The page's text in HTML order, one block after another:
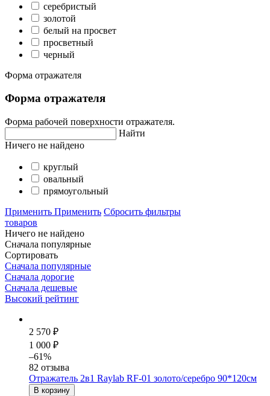
серебристый
золотой
белый на просвет
просветный
черный
Форма отражателя
Форма отражателя
Форма рабочей поверхности отражателя.
Найти
Ничего не найдено
круглый
овальный
прямоугольный
Применить Применить Сбросить фильтры
товаров
Ничего не найдено
Сначала популярные
Сортировать
Сначала популярные
Сначала дорогие
Сначала дешевые
Высокий рейтинг
2 570 ₽
1 000 ₽
–61%
82 отзыва
Отражатель 2в1 Raylab RF-01 золото/серебро 90*120см
В корзину